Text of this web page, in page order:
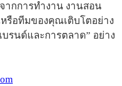
กการทำงาน งานสอน
รือทีมของคุณเติบโตอย่าง
รนด์และการตลาด” อย่าง